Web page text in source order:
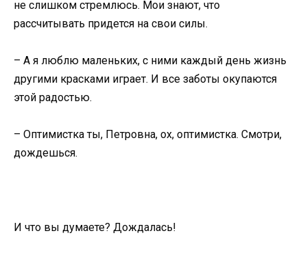
не слишком стремлюсь. Мои знают, что
рассчитывать придется на свои силы.
– А я люблю маленьких, с ними каждый день жизнь
другими красками играет. И все заботы окупаются
этой радостью.
– Оптимистка ты, Петровна, ох, оптимистка. Смотри,
дождешься.
И что вы думаете? Дождалась!